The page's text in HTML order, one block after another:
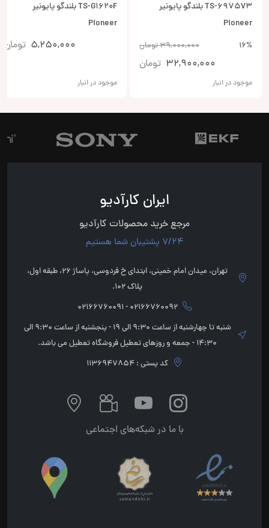
TS-6975V3 بلندگو پایونیر
Pioneer
16%
39,000,000تومان
32,900,000 تومان
موجود در انبار
TS-G1620F بلندگو پایونیر
Pioneer
5,250,000 تومان
موجود در انبار
ایران کارآدیو
مرجع خرید محصولات کارآدیو
7/24 پشتیبان شما هستیم
تهران، میدان امام خمینی، ابتدای خ فردوسی، پاساژ 26، طبقه اول،
پلاک 102.
02166760092 - 02166760091
شنبه تا چهارشنبه از ساعت 9:30 الی 19 - پنجشنبه از ساعت 9:30 الی
14:30 - جمعه و روزهای تعطیل فروشگاه تعطیل می باشد.
کد پستی : 1136947854
با ما در شبکه‌های اجتماعی